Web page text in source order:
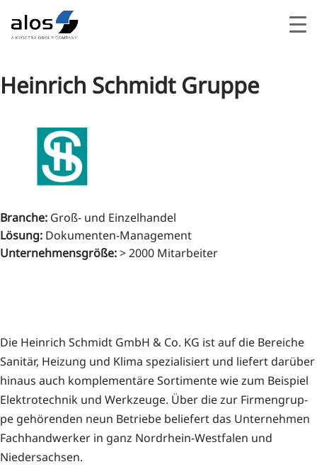
Heinrich Schmidt Gruppe
Branche: Groß- und Einzelhandel
Lösung: Dokumenten-Management
Unternehmensgröße:> 2000 Mitarbeiter
Die Hein­rich Schmidt GmbH & Co. KG ist auf die Berei­che
Sani­tär, Hei­zung und Kli­ma spe­zia­li­siert und lie­fert dar­über
hin­aus auch kom­ple­men­tä­re Sor­ti­men­te wie zum Bei­spiel
Elek­tro­tech­nik und Werk­zeu­ge. Über die zur Fir­men­grup­
pe gehö­ren­den neun Betrie­be belie­fert das Unter­neh­men
Fach­hand­wer­ker in ganz Nord­rhein-West­fa­len und
Niedersachsen.